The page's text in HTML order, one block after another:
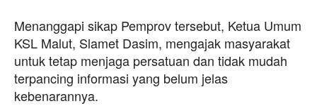
Menanggapi sikap Pemprov tersebut, Ketua Umum
KSL Malut, Slamet Dasim, mengajak masyarakat
untuk tetap menjaga persatuan dan tidak mudah
terpancing informasi yang belum jelas
kebenarannya.